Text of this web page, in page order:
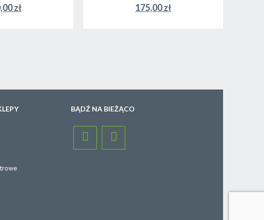
zł 175,00 zł
BĄDŹ NA BIEŻĄCO